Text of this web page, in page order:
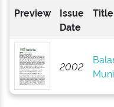
Preview
Issue
Date
Title
2002